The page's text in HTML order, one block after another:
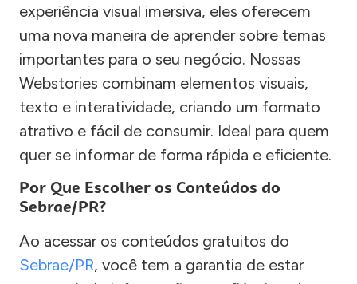
experiência visual imersiva, eles oferecem
uma nova maneira de aprender sobre temas
importantes para o seu negócio. Nossas
Webstories combinam elementos visuais,
texto e interatividade, criando um formato
atrativo e fácil de consumir. Ideal para quem
quer se informar de forma rápida e eficiente.
Por Que Escolher os Conteúdos do
Sebrae/PR?
Ao acessar os conteúdos gratuitos do
Sebrae/PR, você tem a garantia de estar